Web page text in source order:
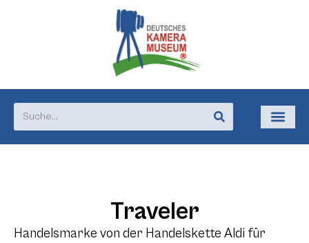
Traveler
Handelsmarke von der Handelskette Aldi für